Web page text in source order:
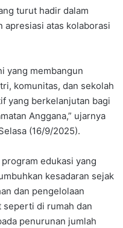
turut hadir dalam
apresiasi atas kolaborasi
yang membangun
komunitas, dan sekolah
yang berkelanjutan bagi
Anggana,” ujarnya
(16/9/2025).
edukasi yang
kesadaran sejak
dan pengelolaan
seperti di rumah dan
penurunan jumlah